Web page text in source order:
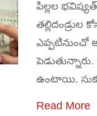
పిల్లల
తల్లిదండ్రుల
ఎప్పటినుంచో
ఉంటాయి.
Read More